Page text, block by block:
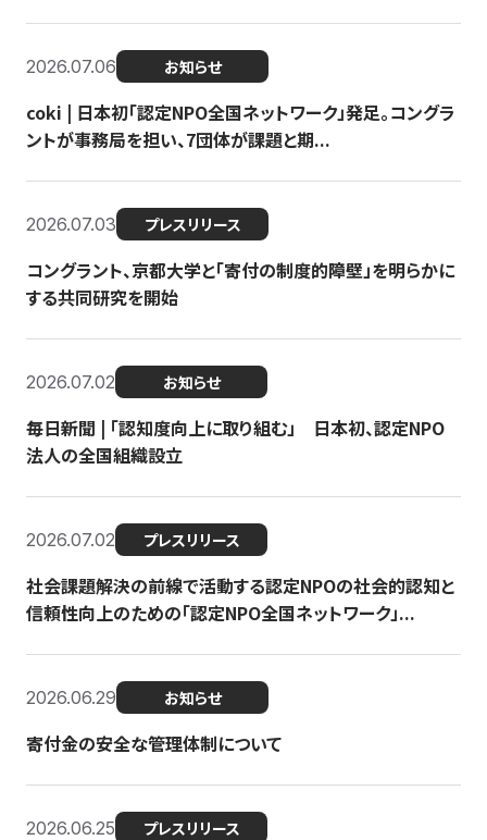
2026.07.06 お知らせ
coki | 日本初「認定NPO全国ネットワーク」発足。コングラ
ントが事務局を担い、7団体が課題と期...
2026.07.03 プレスリリース
コングラント、京都大学と「寄付の制度的障壁」を明らかに
する共同研究を開始
2026.07.02 お知らせ
毎日新聞 | 「認知度向上に取り組む」 日本初、認定NPO
法人の全国組織設立
2026.07.02 プレスリリース
社会課題解決の前線で活動する認定NPOの社会的認知と
信頼性向上のための「認定NPO全国ネットワーク」...
2026.06.29 お知らせ
寄付金の安全な管理体制について
2026.06.25 プレスリリース